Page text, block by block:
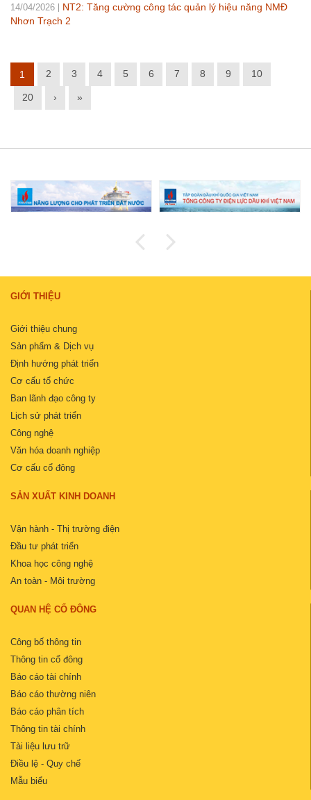
14/04/2026
NT2: Tăng cường công tác quản lý hiệu năng NMĐ
Nhơn Trạch 2
1 2 3 4 5 6 7 8 9 10
20 › »
GIỚI THIỆU
Giới thiệu chung
Sản phẩm & Dịch vụ
Định hướng phát triển
Cơ cấu tổ chức
Ban lãnh đạo công ty
Lịch sử phát triển
Công nghệ
Văn hóa doanh nghiệp
Cơ cấu cổ đông
SẢN XUẤT KINH DOANH
Vận hành - Thị trường điện
Đầu tư phát triển
Khoa học công nghệ
An toàn - Môi trường
QUAN HỆ CỔ ĐÔNG
Công bố thông tin
Thông tin cổ đông
Báo cáo tài chính
Báo cáo thường niên
Báo cáo phân tích
Thông tin tài chính
Tài liệu lưu trữ
Điều lệ - Quy chế
Mẫu biểu